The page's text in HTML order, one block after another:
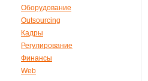
Оборудование
Outsourcing
Кадры
Регулирование
Финансы
Web